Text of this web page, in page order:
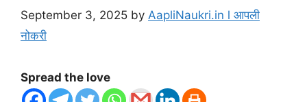
September 3, 2025 by AapliNaukri.in l आपली
नोकरी
Spread the love